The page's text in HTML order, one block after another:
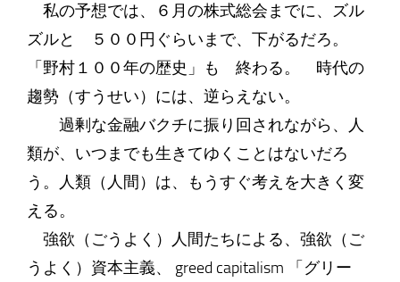
私の予想では、６月の株式総会までに、ズル
ズルと ５００円ぐらいまで、下がるだろ。
「野村１００年の歴史」も 終わる。 時代の
趨勢（すうせい）には、逆らえない。
過剰な金融バクチに振り回されながら、人
類が、いつまでも生きてゆくことはないだろ
う。人類（人間）は、もうすぐ考えを大きく変
える。
強欲（ごうよく）人間たちによる、強欲（ご
うよく）資本主義、 greed capitalism 「グリー